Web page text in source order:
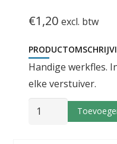
€1,20 excl. btw
Handige werkfles.
elke verstuiver.
WERKFLES